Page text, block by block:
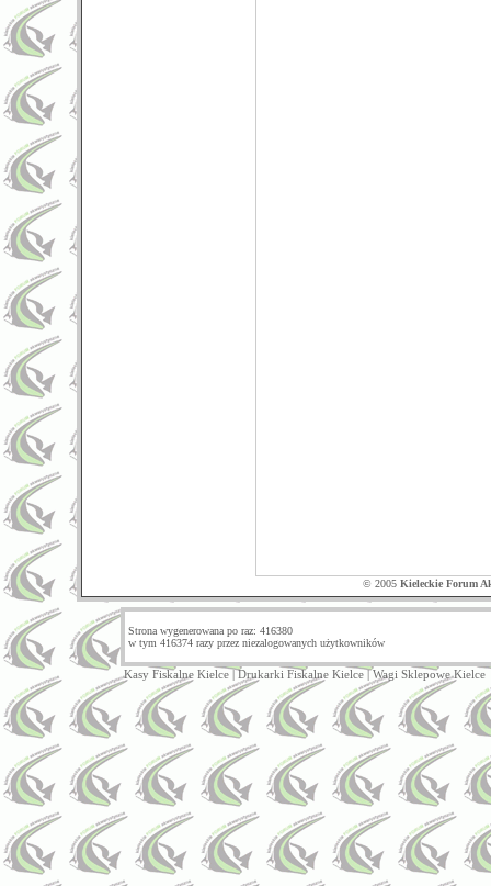
© 2005 Kieleckie Forum
Strona wygenerowana po raz: 416380
w tym 416374 razy przez niezalogowanych użytkowników
Kasy Fiskalne Kielce|Drukarki Fiskalne Kielce|Wagi Sklepowe Kielce